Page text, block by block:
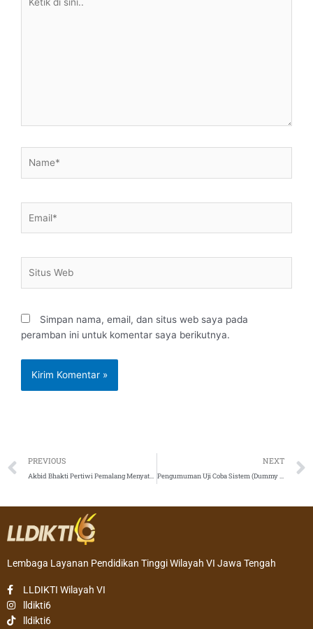
Web
Simpan nama, email, dan situs web saya pada
peramban ini untuk komentar saya berikutnya.
Prev
PREVIOUS
Akbid Bhakti Pertiwi Pemalang Menyatu ke Politeknik Muhammadiyah Tegal
NEXT
Pengumuman Uji Coba Sistem (Dummy Rounds) NUDC KDMI Tahun 2021
Lembaga Layanan Pendidikan Tinggi Wilayah VI Jawa Tengah
LLDIKTI Wilayah VI
lldikti6
lldikti6